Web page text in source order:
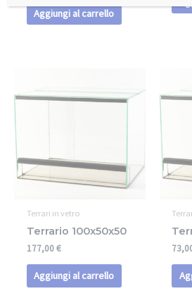
Aggiungi al carrello
Terrari in vetro
Terrario 100x50x50
177,00€
Aggiungi al carrello